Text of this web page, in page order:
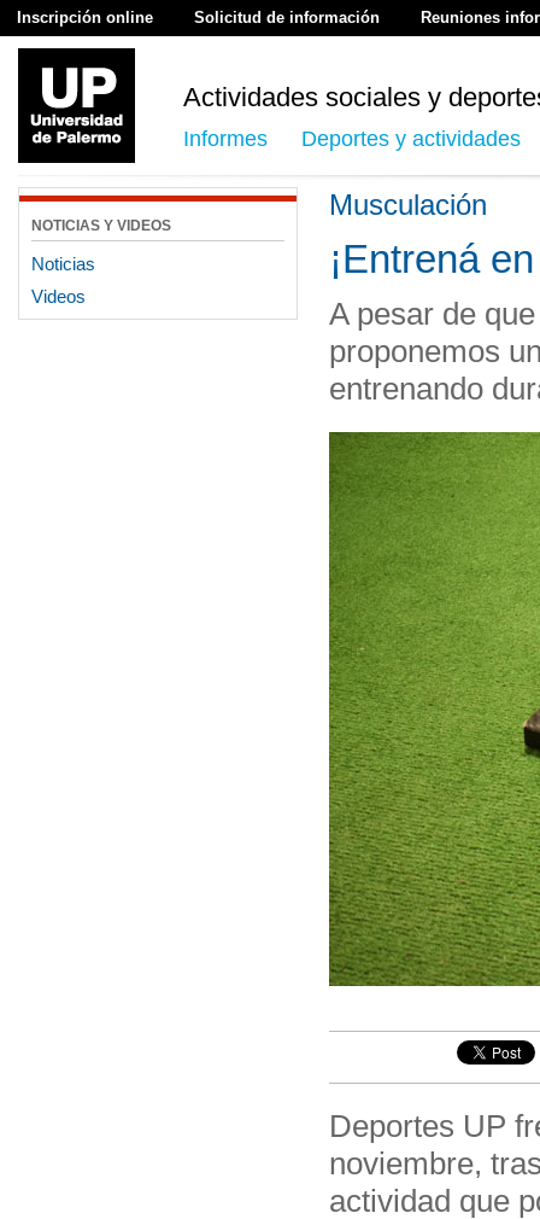
Inscripción online Solicitud de información Reuniones
Actividades sociales y
Informes Deportes y actividades
NOTICIAS Y VIDEOS
Noticias
Videos
Musculación
¡Entrená
A pesar de
proponemos
entrenando
Deportes UP
noviembre,
actividad que